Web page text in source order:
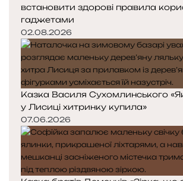
встановити здорові правила
гаджетами
02.08.2026
Казка Василя Сухомлинського
у Лисиці хитринку купила»
07.06.2026